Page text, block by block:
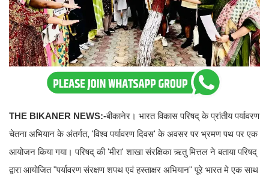
THE BIKANER NEWS:-बीकानेर। भारत विकास परिषद् के प्रांतीय पर्यावरण
चेतना अभियान के अंतर्गत, 'विश्व पर्यावरण दिवस' के अवसर पर भ्रमण पथ पर एक
आयोजन किया गया। परिषद् की 'मीरा' शाखा संरक्षिका ऋतु मित्तल ने बताया परिषद्
द्वारा आयोजित "पर्यावरण संरक्षण शपथ एवं हस्ताक्षर अभियान" पूरे भारत मे एक साथ